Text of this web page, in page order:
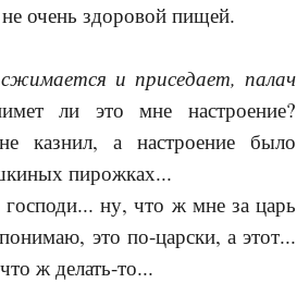
очень здоровой пищей.
и приседает, палач
ли это мне настроение?
казнил, а настроение было
пирожках...
ну, что ж мне за царь
это по-царски, а этот...
ж делать-то...